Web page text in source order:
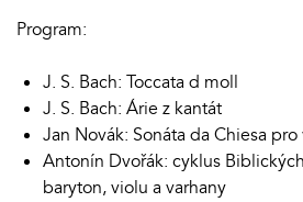
Program:
J. S. Bach: Toccata d moll
J. S. Bach: Árie z kantát
Jan Novák: Sonáta da Chiesa
Antonín Dvořák: cyklus
baryton, violu a varhany